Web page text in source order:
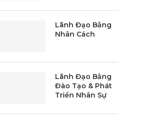
Lãnh Đạo Bằng
Nhân Cách
Lãnh Đạo Bằng
Đào Tạo & Phát
Triển Nhân Sự